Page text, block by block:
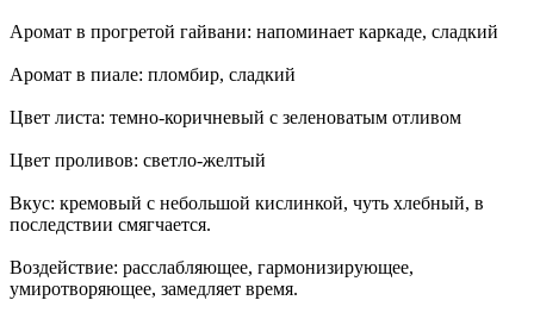
Аромат в прогретой гайвани: напоминает каркаде, сладкий
Аромат в пиале: пломбир, сладкий
Цвет листа: темно-коричневый с зеленоватым отливом
Цвет проливов: светло-желтый
Вкус: кремовый с небольшой кислинкой, чуть хлебный, в
последствии смягчается.
Воздействие: расслабляющее, гармонизирующее,
умиротворяющее, замедляет время.